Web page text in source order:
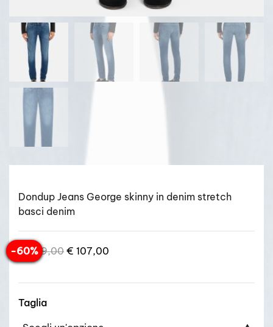
Dondup Jeans George skinny in denim stretch
basci denim
€269,00 Il
€ 107,00
-60%
Taglia